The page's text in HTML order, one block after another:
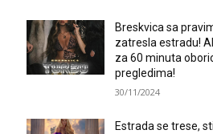
Breskvica sa
zatresla estradu!
za 60 minuta
pregledima!
30/11/2024
Estrada se trese,